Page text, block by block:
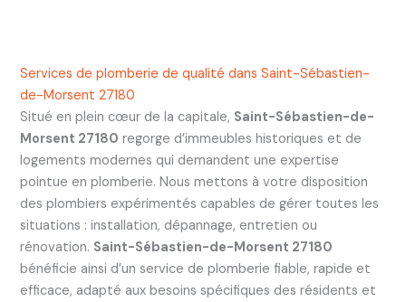
Services de plomberie de qualité dans Saint-Sébastien-
de-Morsent 27180
Situé en plein cœur de la capitale, Saint-Sébastien-de-
Morsent 27180 regorge d’immeubles historiques et de
logements modernes qui demandent une expertise
pointue en plomberie. Nous mettons à votre disposition
des plombiers expérimentés capables de gérer toutes les
situations : installation, dépannage, entretien ou
rénovation. Saint-Sébastien-de-Morsent 27180
bénéficie ainsi d’un service de plomberie fiable, rapide et
efficace, adapté aux besoins spécifiques des résidents et